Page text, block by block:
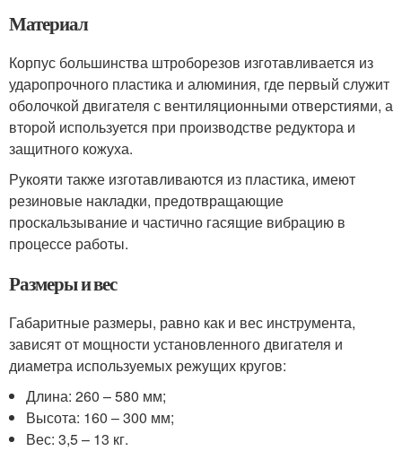
Материал
Корпус большинства штроборезов изготавливается из
ударопрочного пластика и алюминия, где первый служит
оболочкой двигателя с вентиляционными отверстиями, а
второй используется при производстве редуктора и
защитного кожуха.
Рукояти также изготавливаются из пластика, имеют
резиновые накладки, предотвращающие
проскальзывание и частично гасящие вибрацию в
процессе работы.
Размеры и вес
Габаритные размеры, равно как и вес инструмента,
зависят от мощности установленного двигателя и
диаметра используемых режущих кругов:
Длина: 260 – 580 мм;
Высота: 160 – 300 мм;
Вес: 3,5 – 13 кг.